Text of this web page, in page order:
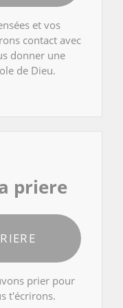
et vos
contact avec
donner une
de Dieu.
priere
prier pour
t'écrirons.